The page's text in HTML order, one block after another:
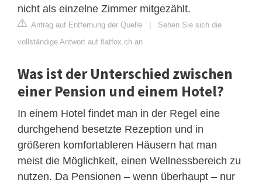
nicht als einzelne Zimmer mitgezählt.
Antrag auf Entfernung der Quelle | Sehen Sie sich die
vollständige Antwort auf flatfox.ch an
Was ist der Unterschied zwischen
einer Pension und einem Hotel?
In einem Hotel findet man in der Regel eine
durchgehend besetzte Rezeption und in
größeren komfortableren Häusern hat man
meist die Möglichkeit, einen Wellnessbereich zu
nutzen. Da Pensionen – wenn überhaupt – nur